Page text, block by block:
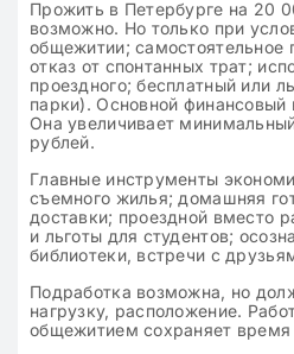
Прожить в Петербурге на 20
возможно. Но только при
общежитии; самостоятельное
отказ от спонтанных трат;
проездного; бесплатный или
парки). Основной
Она увеличивает
рублей.
Главные инструменты
съемного жилья; домашняя
доставки; проездной вместо
и льготы для студентов;
библиотеки, встречи с
Подработка возможна, но
нагрузку, расположение.
общежитием сохраняет время